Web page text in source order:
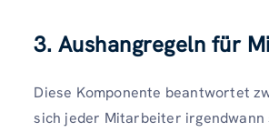
3. Aushangregeln für
Diese Komponente beantwortet
sich jeder Mitarbeiter irgendwann